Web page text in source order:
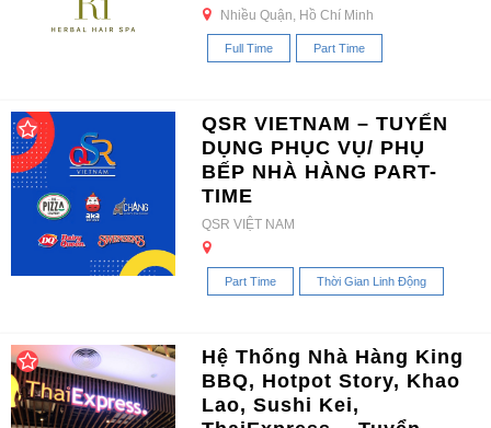
Nhiều Quận, Hồ Chí Minh
Full Time Part Time
QSR VIETNAM – TUYỂN
DỤNG PHỤC VỤ/ PHỤ
BẾP NHÀ HÀNG PART-
TIME
QSR VIỆT NAM
Part Time Thời Gian Linh Động
Hệ Thống Nhà Hàng King
BBQ, Hotpot Story, Khao
Lao, Sushi Kei,